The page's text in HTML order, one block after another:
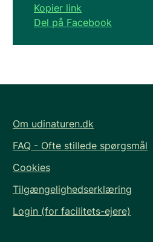
Kopier link
Del på Facebook
Om udinaturen.dk
FAQ - Ofte stillede spørgsmål
Cookies
Tilgængelighedserklæring
Login (for facilitets-ejere)